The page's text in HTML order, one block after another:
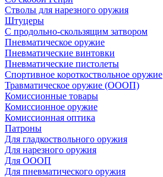
Стволы для нарезного оружия
Штуцеры
С продольно-скользящим затвором
Пневматическое оружие
Пневматические винтовки
Пневматические пистолеты
Спортивное короткоствольное оружие
Травматическое оружие (ОООП)
Комиссионные товары
Комиссионное оружие
Комиссионная оптика
Патроны
Для гладкоствольного оружия
Для нарезного оружия
Для ОООП
Для пневматического оружия